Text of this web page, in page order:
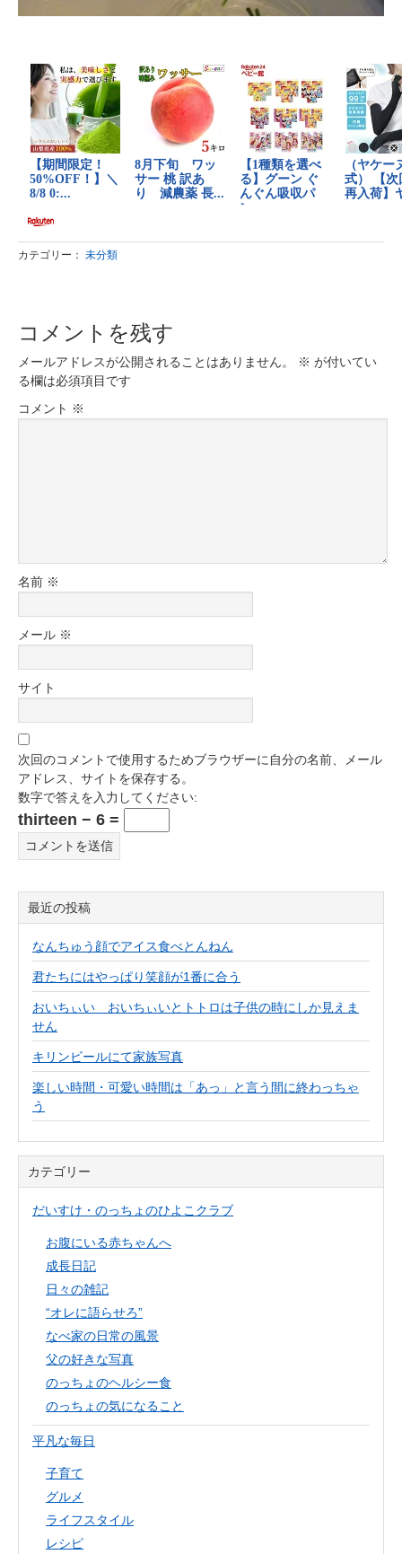
カテゴリー： 未分類
コメントを残す
メールアドレスが公開されることはありません。 ※ が付いてい
る欄は必須項目です
コメント ※
名前 ※
メール ※
サイト
次回のコメントで使用するためブラウザーに自分の名前、メール
アドレス、サイトを保存する。
数字で答えを入力してください:
thirteen − 6 =
最近の投稿
なんちゅう顔でアイス食べとんねん
君たちにはやっぱり笑顔が1番に合う
おいちぃい おいちぃいとトトロは子供の時にしか見えま
せん
キリンビールにて家族写真
楽しい時間・可愛い時間は「あっ」と言う間に終わっちゃ
う
カテゴリー
だいすけ・のっちょのひよこクラブ
お腹にいる赤ちゃんへ
成長日記
日々の雑記
“オレに語らせろ”
なべ家の日常の風景
父の好きな写真
のっちょのヘルシー食
のっちょの気になること
平凡な毎日
子育て
グルメ
ライフスタイル
レシピ